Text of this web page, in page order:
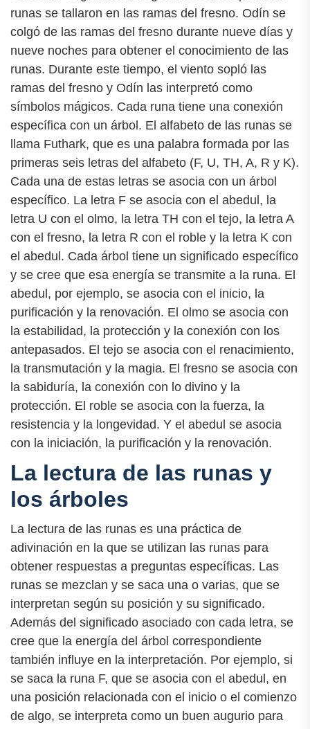
runas se tallaron en las ramas del fresno. Odín se
colgó de las ramas del fresno durante nueve días y
nueve noches para obtener el conocimiento de las
runas. Durante este tiempo, el viento sopló las
ramas del fresno y Odín las interpretó como
símbolos mágicos. Cada runa tiene una conexión
específica con un árbol. El alfabeto de las runas se
llama Futhark, que es una palabra formada por las
primeras seis letras del alfabeto (F, U, TH, A, R y K).
Cada una de estas letras se asocia con un árbol
específico. La letra F se asocia con el abedul, la
letra U con el olmo, la letra TH con el tejo, la letra A
con el fresno, la letra R con el roble y la letra K con
el abedul. Cada árbol tiene un significado específico
y se cree que esa energía se transmite a la runa. El
abedul, por ejemplo, se asocia con el inicio, la
purificación y la renovación. El olmo se asocia con
la estabilidad, la protección y la conexión con los
antepasados. El tejo se asocia con el renacimiento,
la transmutación y la magia. El fresno se asocia con
la sabiduría, la conexión con lo divino y la
protección. El roble se asocia con la fuerza, la
resistencia y la longevidad. Y el abedul se asocia
con la iniciación, la purificación y la renovación.
La lectura de las runas y
los árboles
La lectura de las runas es una práctica de
adivinación en la que se utilizan las runas para
obtener respuestas a preguntas específicas. Las
runas se mezclan y se saca una o varias, que se
interpretan según su posición y su significado.
Además del significado asociado con cada letra, se
cree que la energía del árbol correspondiente
también influye en la interpretación. Por ejemplo, si
se saca la runa F, que se asocia con el abedul, en
una posición relacionada con el inicio o el comienzo
de algo, se interpreta como un buen augurio para